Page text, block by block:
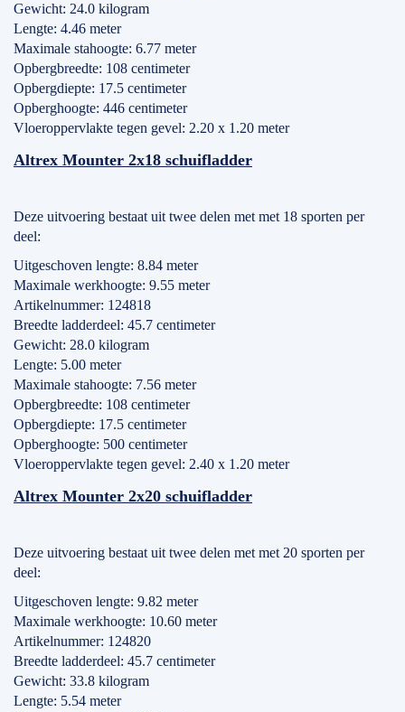
Gewicht: 24.0 kilogram
Lengte: 4.46 meter
Maximale stahoogte: 6.77 meter
Opbergbreedte: 108 centimeter
Opbergdiepte: 17.5 centimeter
Opberghoogte: 446 centimeter
Vloeroppervlakte tegen gevel: 2.20 x 1.20 meter
Altrex Mounter 2x18 schuifladder
Deze uitvoering bestaat uit twee delen met met 18 sporten per
deel:
Uitgeschoven lengte: 8.84 meter
Maximale werkhoogte: 9.55 meter
Artikelnummer: 124818
Breedte ladderdeel: 45.7 centimeter
Gewicht: 28.0 kilogram
Lengte: 5.00 meter
Maximale stahoogte: 7.56 meter
Opbergbreedte: 108 centimeter
Opbergdiepte: 17.5 centimeter
Opberghoogte: 500 centimeter
Vloeroppervlakte tegen gevel: 2.40 x 1.20 meter
Altrex Mounter 2x20 schuifladder
Deze uitvoering bestaat uit twee delen met met 20 sporten per
deel:
Uitgeschoven lengte: 9.82 meter
Maximale werkhoogte: 10.60 meter
Artikelnummer: 124820
Breedte ladderdeel: 45.7 centimeter
Gewicht: 33.8 kilogram
Lengte: 5.54 meter